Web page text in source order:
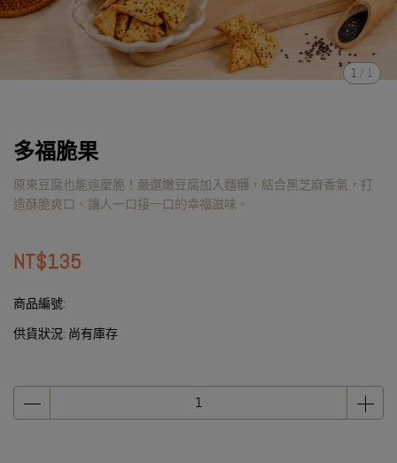
1 / 1
多福脆果
原來豆腐也能這麼脆！嚴選嫩豆腐加入麵糰，結合黑芝麻香氣，打
造酥脆爽口、讓人一口接一口的幸福滋味。
NT$135
商品編號:
供貨狀況: 尚有庫存